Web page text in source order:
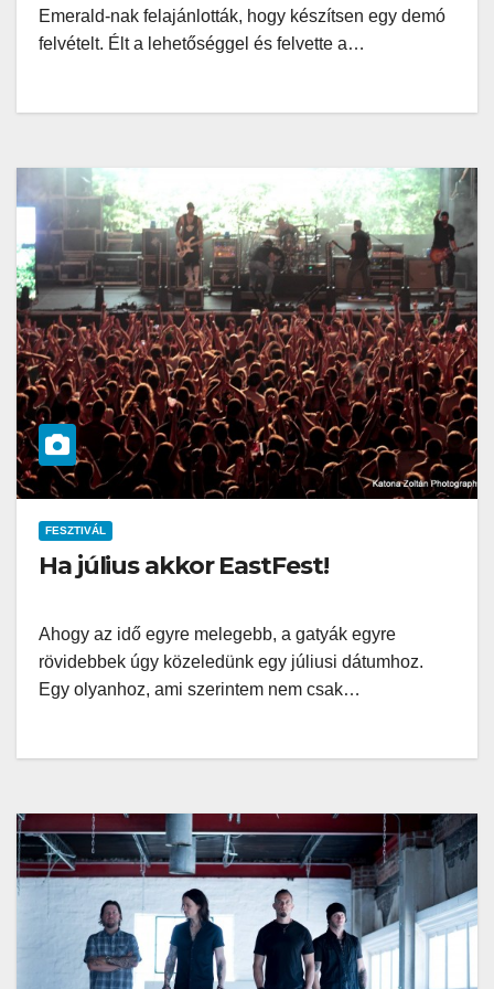
Emerald-nak felajánlották, hogy készítsen egy demó
felvételt. Élt a lehetőséggel és felvette a…
FESZTIVÁL
Ha július akkor EastFest!
Ahogy az idő egyre melegebb, a gatyák egyre
rövidebbek úgy közeledünk egy júliusi dátumhoz.
Egy olyanhoz, ami szerintem nem csak…